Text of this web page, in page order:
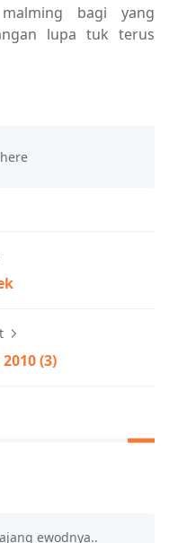
bagi yang
lupa tuk terus
(3)
ewodnya..